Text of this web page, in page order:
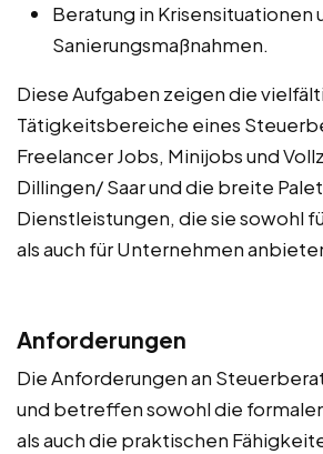
Beratung in Krisensituationen
Sanierungsmaßnahmen.
Diese Aufgaben zeigen die
Tätigkeitsbereiche eines
Freelancer Jobs, Minijobs und
Dillingen/ Saar und die breite
Dienstleistungen, die sie sowohl
als auch für Unternehmen
Anforderungen
Die Anforderungen an
und betreffen sowohl die
als auch die praktischen